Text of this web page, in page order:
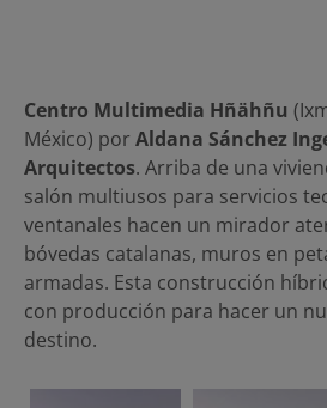
Centro Multimedia Hñähñu
México) por Aldana Sánchez
Arquitectos. Arriba de una
salón multiusos para servicios
ventanales hacen un mirador
bóvedas catalanas, muros en
armadas. Esta construcción
con producción para hacer un
destino.